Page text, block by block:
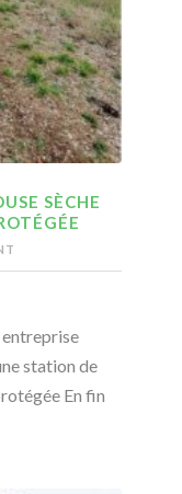
SÈCHE
station de
En fin